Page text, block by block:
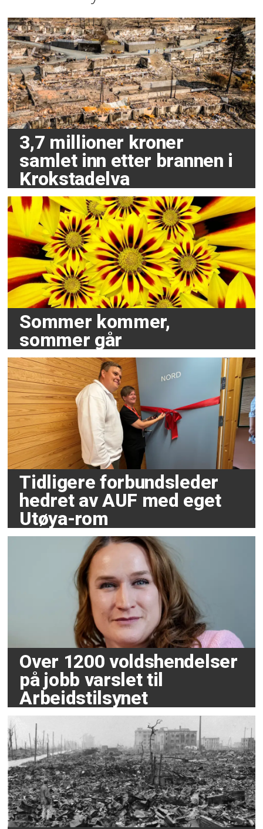
3,7 millioner kroner
samlet inn etter brannen i
Krokstadelva
Sommer kommer,
sommer går
Tidligere forbundsleder
hedret av AUF med eget
Utøya-rom
Over 1200 voldshendelser
på jobb varslet til
Arbeidstilsynet